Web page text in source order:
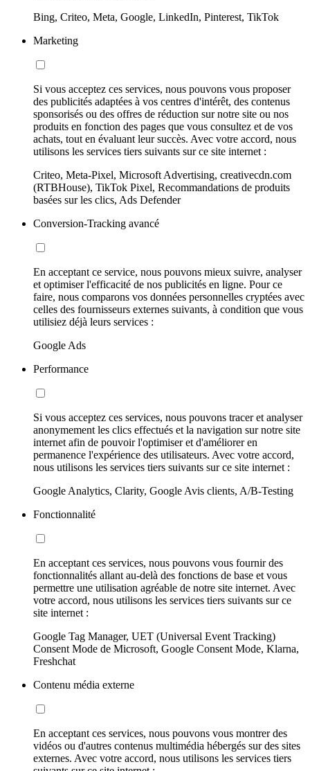
Bing, Criteo, Meta, Google, LinkedIn, Pinterest, TikTok
Marketing
Si vous acceptez ces services, nous pouvons vous proposer
des publicités adaptées à vos centres d'intérêt, des contenus
sponsorisés ou des offres de réduction sur notre site ou nos
produits en fonction des pages que vous consultez et de vos
achats, tout en évaluant leur succès. Avec votre accord, nous
utilisons les services tiers suivants sur ce site internet :
Criteo, Meta-Pixel, Microsoft Advertising, creativecdn.com
(RTBHouse), TikTok Pixel, Recommandations de produits
basées sur les clics, Ads Defender
Conversion-Tracking avancé
En acceptant ce service, nous pouvons mieux suivre, analyser
et optimiser l'efficacité de nos publicités en ligne. Pour ce
faire, nous comparons vos données personnelles cryptées avec
celles des fournisseurs externes suivants, à condition que vous
utilisiez déjà leurs services :
Google Ads
Performance
Si vous acceptez ces services, nous pouvons tracer et analyser
anonymement les clics effectués et la navigation sur notre site
internet afin de pouvoir l'optimiser et d'améliorer en
permanence l'expérience des utilisateurs. Avec votre accord,
nous utilisons les services tiers suivants sur ce site internet :
Google Analytics, Clarity, Google Avis clients, A/B-Testing
Fonctionnalité
En acceptant ces services, nous pouvons vous fournir des
fonctionnalités allant au-delà des fonctions de base et vous
permettre une utilisation agréable de notre site internet. Avec
votre accord, nous utilisons les services tiers suivants sur ce
site internet :
Google Tag Manager, UET (Universal Event Tracking)
Consent Mode de Microsoft, Google Consent Mode, Klarna,
Freshchat
Contenu média externe
En acceptant ces services, nous pouvons vous montrer des
vidéos ou d'autres contenus multimédia hébergés sur des sites
externes. Avec votre accord, nous utilisons les services tiers